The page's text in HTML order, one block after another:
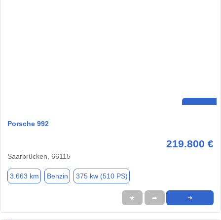
Porsche 992
219.800 €
Saarbrücken, 66115
3.663 km Benzin 375 kw (510 PS)
★ ➦ ➜